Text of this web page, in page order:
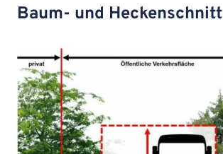
Baum- und Heckenschnitt